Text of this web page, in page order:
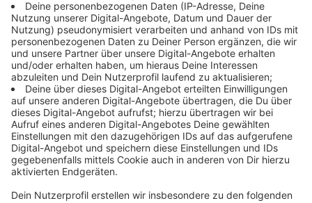
durchgesetzt.
1169 Menschen haben sich an der Abstimmung
beteiligt, über 60 Prozent haben für Jagamas Entwurf
votiert.
Er soll das Motiv jetzt bis Mitte des Jahres am Bunker
anbringen.
Daneben plant die Stadt Aachen noch, die
Bunkerfassade entlang der Zeppelinstraße zusätzlich
mit einer Fassadenbegrünung neu zu gestalten. Auf
der Vorfläche sollen Hochbeete und neue